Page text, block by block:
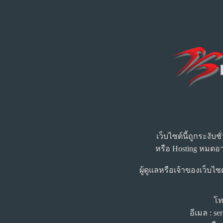
เว็บไซต์นี้ถูกระงับ
หรือ Hosting หมดอ
ผู้ดูแลหรือเจ้าของเว็บ
โ
อีเมล :